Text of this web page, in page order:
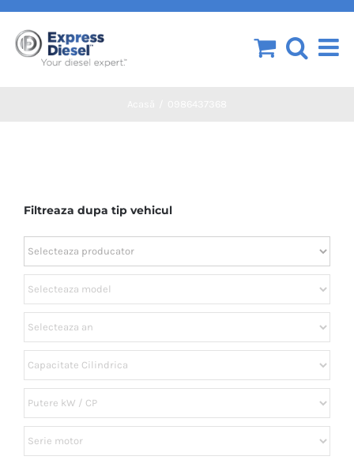
Skip
content
Filtreaza dupa tip vehicul